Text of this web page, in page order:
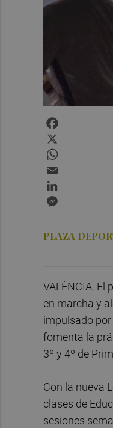
PLAZA
VALÈNCIA. El
en marcha y
impulsado
fomenta la
3º y 4º de
Con la nueva
clases de
sesiones